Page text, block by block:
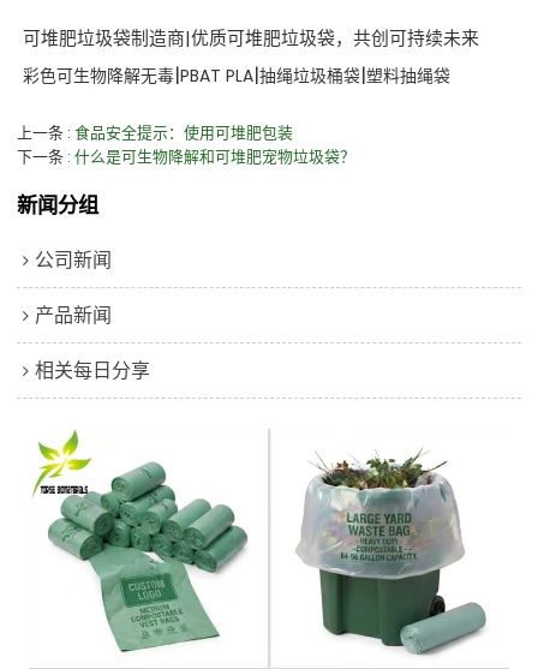
可堆肥垃圾袋制造商|优质可堆肥垃圾袋，共创可持续未来
彩色可生物降解无毒|PBAT PLA|抽绳垃圾桶袋|塑料抽绳袋
上一条 食品安全提示：使用可堆肥包装
下一条 什么是可生物降解和可堆肥宠物垃圾袋？
新闻分组
公司新闻
产品新闻
相关每日分享